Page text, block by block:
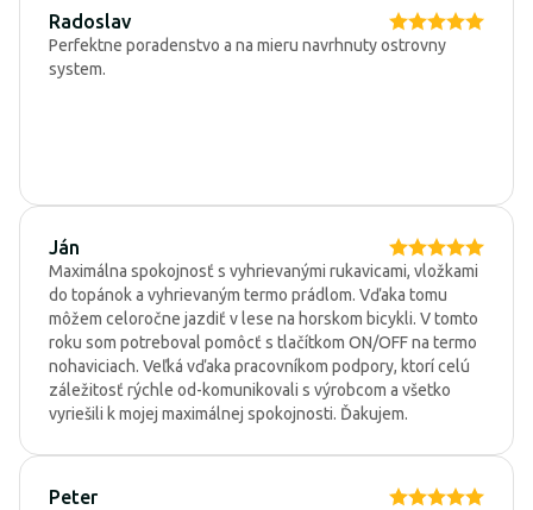
Radoslav
Perfektne poradenstvo a na mieru navrhnuty ostrovny
system.
Ján
Maximálna spokojnosť s vyhrievanými rukavicami, vložkami
do topánok a vyhrievaným termo prádlom. Vďaka tomu
môžem celoročne jazdiť v lese na horskom bicykli. V tomto
roku som potreboval pomôcť s tlačítkom ON/OFF na termo
nohaviciach. Veľká vďaka pracovníkom podpory, ktorí celú
záležitosť rýchle od-komunikovali s výrobcom a všetko
vyriešili k mojej maximálnej spokojnosti. Ďakujem.
Peter